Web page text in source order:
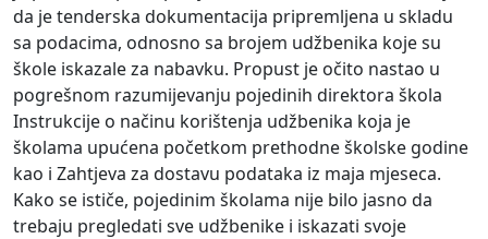
da je tenderska dokumentacija pripremljena u skladu
sa podacima, odnosno sa brojem udžbenika koje su
škole iskazale za nabavku. Propust je očito nastao u
pogrešnom razumijevanju pojedinih direktora škola
Instrukcije o načinu korištenja udžbenika koja je
školama upućena početkom prethodne školske godine
kao i Zahtjeva za dostavu podataka iz maja mjeseca.
Kako se ističe, pojedinim školama nije bilo jasno da
trebaju pregledati sve udžbenike i iskazati svoje